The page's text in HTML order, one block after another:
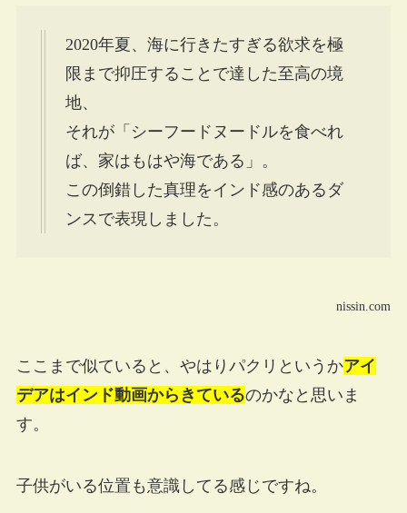
2020年夏、海に行きたすぎる欲求を極
限まで抑圧することで達した至高の境
地、
それが「シーフードヌードルを食べれ
ば、家はもはや海である」。
この倒錯した真理をインド感のあるダ
ンスで表現しました。
nissin.com
ここまで似ていると、やはりパクリというかアイ
デアはインド動画からきているのかなと思いま
す。
子供がいる位置も意識してる感じですね。